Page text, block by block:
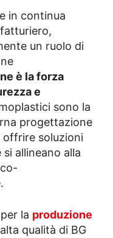
in continua
un ruolo di
è la forza
e
sono la
progettazione
offrire soluzioni
allineano alla
la produzione
qualità di BG